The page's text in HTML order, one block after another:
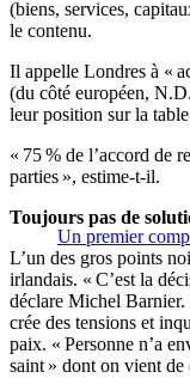
(biens, services,
le contenu.
Il appelle Londres à «
(du côté européen,
leur position sur la
« 75 % de l’accord de
parties », estime-t-il.
Un premier
Toujours pas de
L’un des gros points
irlandais. « C’est la
déclare Michel Barnier.
crée des tensions et
paix. « Personne n’a
saint » dont on vient de